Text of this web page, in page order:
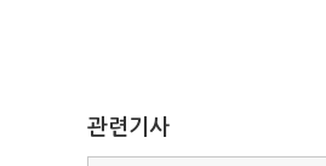
관련기사